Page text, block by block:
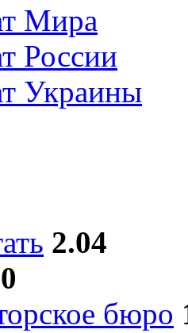
Мира
России
Украины
2.04
бюро